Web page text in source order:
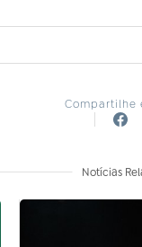
Compartilhe
Notícias